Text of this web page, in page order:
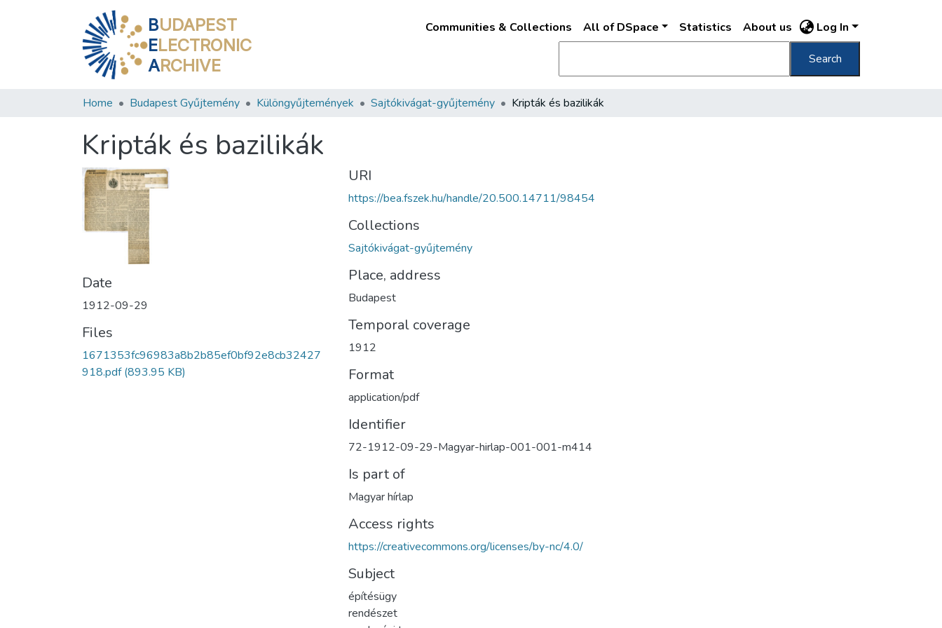
BUDAPEST
ELECTRONIC
ARCHIVE
Communities & Collections All of DSpace Statistics About us Log In
Search
Home Budapest Gyűjtemény Különgyűjtemények Sajtókivágat-gyűjtemény Kripták és bazilikák
Kripták és bazilikák
Date
1912-09-29
Files
1671353fc96983a8b2b85ef0bf92e8cb32427
918.pdf(893.95 KB)
URI
https://bea.fszek.hu/handle/20.500.14711/98454
Collections
Sajtókivágat-gyűjtemény
Place, address
Budapest
Temporal coverage
1912
Format
application/pdf
Identifier
72-1912-09-29-Magyar-hirlap-001-001-m414
Is part of
Magyar hírlap
Access rights
https://creativecommons.org/licenses/by-nc/4.0/
Subject
építésügy
rendészet